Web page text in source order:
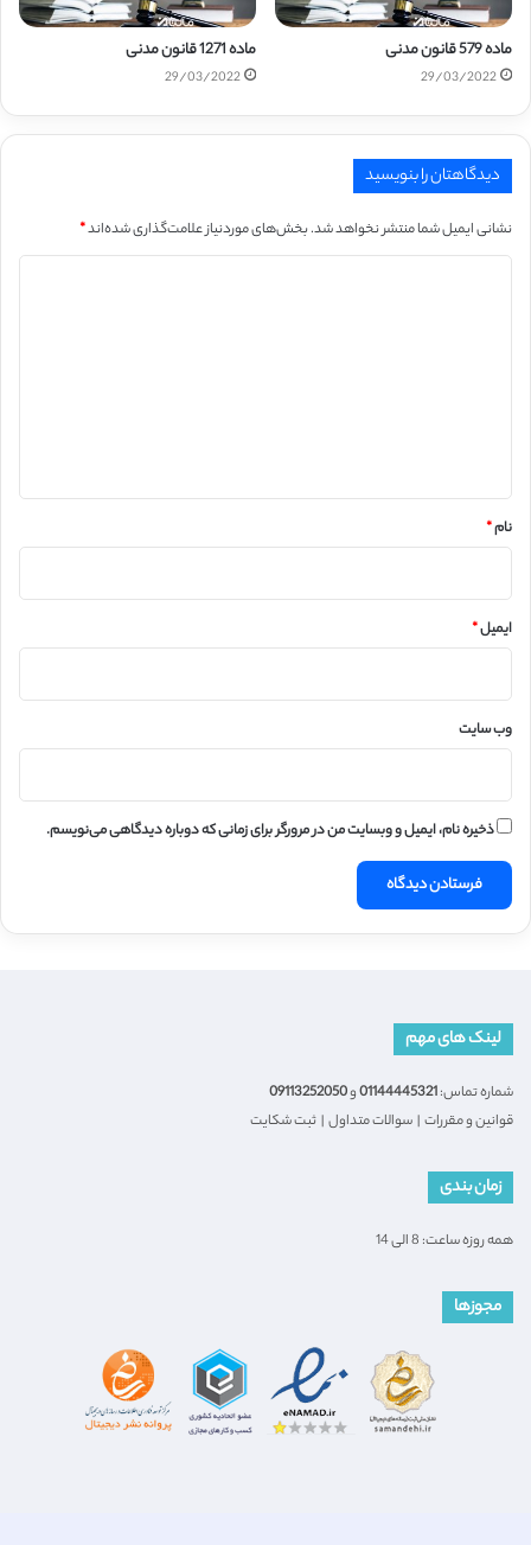
ماده 579 قانون مدنی
29/03/2022
ماده 1271 قانون مدنی
29/03/2022
دیدگاهتان را بنویسید
نشانی ایمیل شما منتشر نخواهد شد.بخش‌های موردنیاز علامت‌گذاری شده‌اند*
نام*
ایمیل*
وب‌ سایت
ذخیره نام، ایمیل و وبسایت من در مرورگر برای زمانی که دوباره دیدگاهی می‌نویسم.
لینک های مهم
شماره تماس:01144445321و09113252050
قوانین و مقررات | سوالات متداول | ثبت شکایت
زمان بندی
همه روزه ساعت: 8 الی 14
مجوزها